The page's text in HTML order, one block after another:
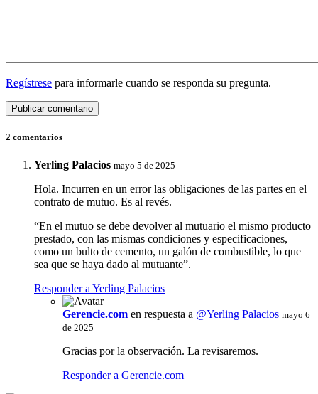
Regístrese para informarle cuando se responda su pregunta.
2 comentarios
Yerling Palacios mayo 5 de 2025
Hola. Incurren en un error las obligaciones de las partes en el
contrato de mutuo. Es al revés.
“En el mutuo se debe devolver al mutuario el mismo producto
prestado, con las mismas condiciones y especificaciones,
como un bulto de cemento, un galón de combustible, lo que
sea que se haya dado al mutuante”.
Responder a Yerling Palacios
Gerencie.com en respuesta a @Yerling Palacios mayo 6
de 2025
Gracias por la observación. La revisaremos.
Responder a Gerencie.com